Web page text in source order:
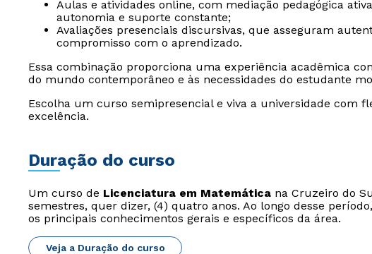
Aulas e atividades online, com mediação pedagógica
autonomia e suporte constante;
Avaliações presenciais discursivas, que asseguram
compromisso com o aprendizado.
Essa combinação proporciona uma experiência acadêmica
do mundo contemporâneo e às necessidades do estudante
Escolha um curso semipresencial e viva a universidade com
excelência.
Duração do curso
Um curso de Licenciatura em Matemática na Cruzeiro do
semestres, quer dizer, (4) quatro anos. Ao longo desse
os principais conhecimentos gerais e específicos da área.
Veja a Duração do curso